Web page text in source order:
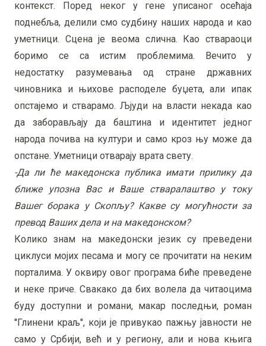
контекст. Поред неког у гене уписаног осећаја
поднебља, делили смо судбину наших народа и као
уметници. Сцена је веома слична. Као ствараоци
боримо се са истим проблемима. Вечито у
недостатку разумевања од стране државних
чиновника и њихове расподеле буџета, али ипак
опстајемо и стварамо. Љјуди на власти некада као
да заборављају да баштина и идентитет једног
народа почива на култури и само кроз њу може да
опстане. Уметници отварају врата свету.
-Да ли ће македонска публика имати прилику да
ближе упозна Вас и Ваше стваралаштво у току
Вашег борака у Скопљу? Какве су могућности за
превод Ваших дела и на македонском?
Колико знам на македонски језик су преведени
циклуси мојих песама и могу се прочитати на неким
порталима. У оквиру овог програма биће преведене
и неке приче. Свакако да бих волела да читаоцима
буду доступни и романи, макар последњи, роман
''Глинени краљ'', који је привукао пажњу јавности не
само у Србији, већ и у региону, али и нова књига